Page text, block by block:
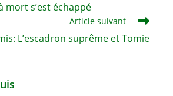
mort s’est échappé
Article suivant
L’escadron suprême et Tomie